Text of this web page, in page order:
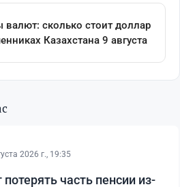
2026 г., 19:35
часть пенсии из-